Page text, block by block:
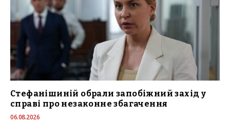
Стефанішиній обрали запобіжний захід у
справі про незаконне збагачення
06.08.2026